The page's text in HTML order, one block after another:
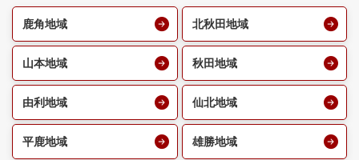
鹿角地域 北秋田地域
山本地域 秋田地域
由利地域 仙北地域
平鹿地域 雄勝地域